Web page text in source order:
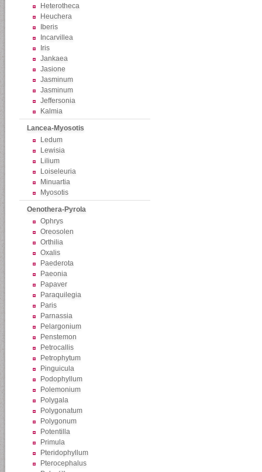
Heterotheca
Heuchera
Iberis
Incarvillea
Iris
Jankaea
Jasione
Jasminum
Jasminum
Jeffersonia
Kalmia
Lancea-Myosotis
Ledum
Lewisia
Lilium
Loiseleuria
Minuartia
Myosotis
Oenothera-Pyrola
Ophrys
Oreosolen
Orthilia
Oxalis
Paederota
Paeonia
Papaver
Paraquilegia
Paris
Parnassia
Pelargonium
Penstemon
Petrocallis
Petrophytum
Pinguicula
Podophyllum
Polemonium
Polygala
Polygonatum
Polygonum
Potentilla
Primula
Pteridophyllum
Pterocephalus